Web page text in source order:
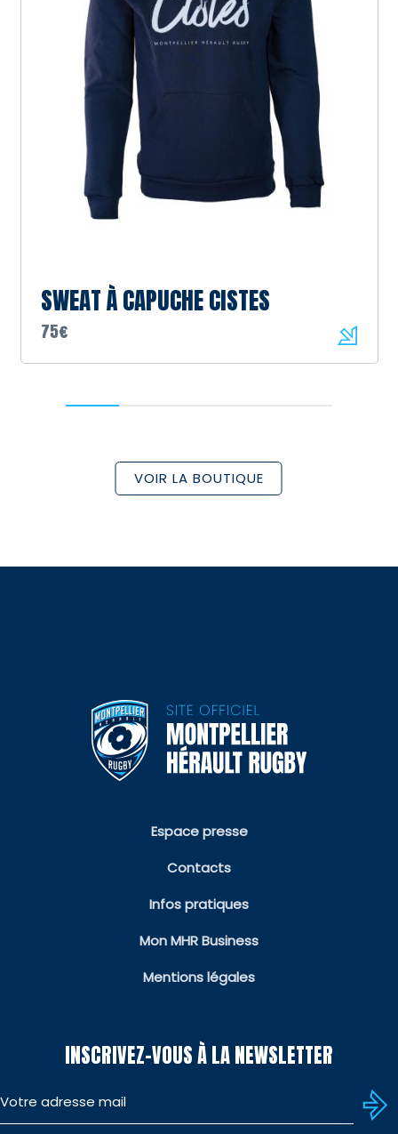
VOIR LA BOUTIQUE
SWEAT À CAPUCHE CISTES
75€
Espace presse
Contacts
Infos pratiques
Mon MHR Business
Mentions légales
INSCRIVEZ-VOUS À LA NEWSLETTER